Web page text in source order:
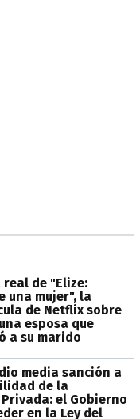
de "Elize:
una mujer", la
de Netflix sobre
esposa que
a su marido
media sanción a
de la
el Gobierno
en la Ley del